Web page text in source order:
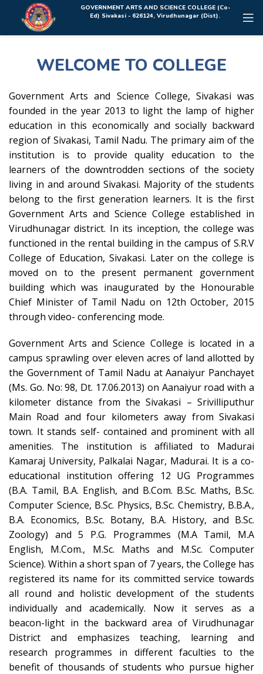
Rolex Replica Uhren DeutschlandGOVERNMENT ARTS AND SCIENCE COLLEGE (Co-
Ed) Sivakasi - 626124, Virudhunagar (Dist).
WELCOME TO COLLEGE
Government Arts and Science College, Sivakasi was
founded in the year 2013 to light the lamp of higher
education in this economically and socially backward
region of Sivakasi, Tamil Nadu. The primary aim of the
institution is to provide quality education to the
learners of the downtrodden sections of the society
living in and around Sivakasi. Majority of the students
belong to the first generation learners. It is the first
Government Arts and Science College established in
Virudhunagar district. In its inception, the college was
functioned in the rental building in the campus of S.R.V
College of Education, Sivakasi. Later on the college is
moved on to the present permanent government
building which was inaugurated by the Honourable
Chief Minister of Tamil Nadu on 12th October, 2015
through video- conferencing mode.
Government Arts and Science College is located in a
campus sprawling over eleven acres of land allotted by
the Government of Tamil Nadu at Aanaiyur Panchayet
(Ms. Go. No: 98, Dt. 17.06.2013) on Aanaiyur road with a
kilometer distance from the Sivakasi – Srivilliputhur
Main Road and four kilometers away from Sivakasi
town. It stands self- contained and prominent with all
amenities. The institution is affiliated to Madurai
Kamaraj University, Palkalai Nagar, Madurai. It is a co-
educational institution offering 12 UG Programmes
(B.A. Tamil, B.A. English, and B.Com. B.Sc. Maths, B.Sc.
Computer Science, B.Sc. Physics, B.Sc. Chemistry, B.B.A.,
B.A. Economics, B.Sc. Botany, B.A. History, and B.Sc.
Zoology) and 5 P.G. Programmes (M.A Tamil, M.A
English, M.Com., M.Sc. Maths and M.Sc. Computer
Science). Within a short span of 7 years, the College has
registered its name for its committed service towards
all round and holistic development of the students
individually and academically. Now it serves as a
beacon-light in the backward area of Virudhunagar
District and emphasizes teaching, learning and
research programmes in different faculties to the
benefit of thousands of students who pursue higher